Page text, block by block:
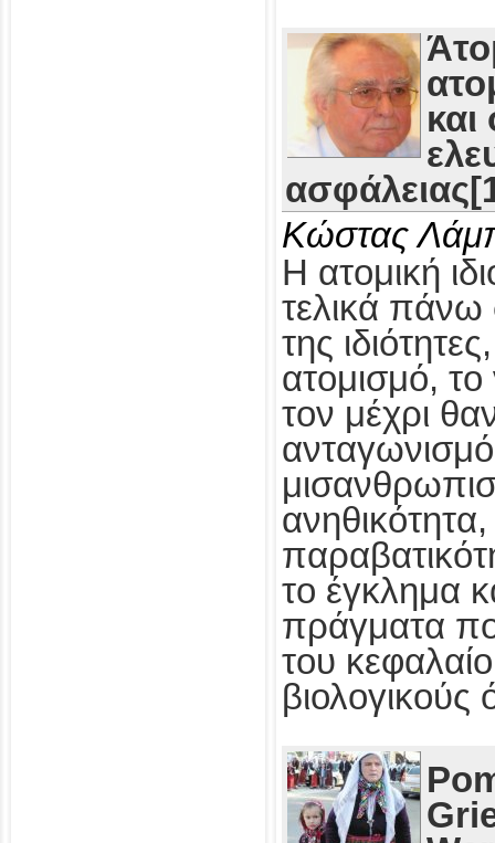
Κώστας
Η ατομική
τελικά πάνω
της
ατομισμό,
τον μέχρι
ανηθικότητα,
το έγκλημα
πράγματα
του
βιολογικούς